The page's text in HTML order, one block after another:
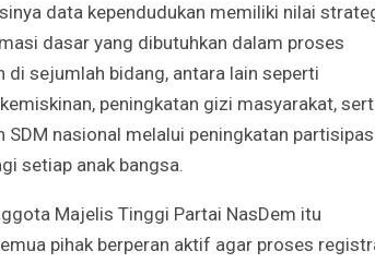
data kependudukan memiliki nilai
dasar yang dibutuhkan dalam proses
di sejumlah bidang, antara lain seperti
peningkatan gizi masyarakat,
SDM nasional melalui peningkatan
setiap anak bangsa.
Majelis Tinggi Partai NasDem itu
pihak berperan aktif agar proses